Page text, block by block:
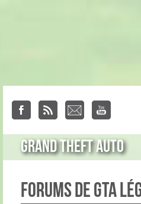
Grand Theft Auto
Forums de GTA